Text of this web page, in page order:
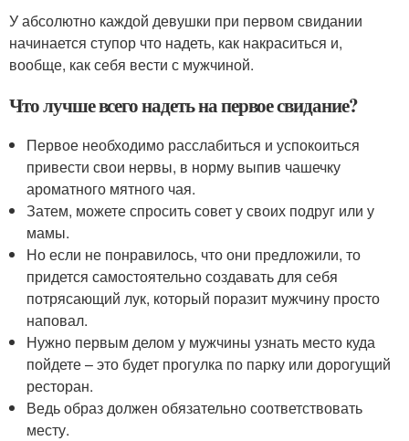
У абсолютно каждой девушки при первом свидании
начинается ступор что надеть, как накраситься и,
вообще, как себя вести с мужчиной.
Что лучше всего надеть на первое свидание?
Первое необходимо расслабиться и успокоиться
привести свои нервы, в норму выпив чашечку
ароматного мятного чая.
Затем, можете спросить совет у своих подруг или у
мамы.
Но если не понравилось, что они предложили, то
придется самостоятельно создавать для себя
потрясающий лук, который поразит мужчину просто
наповал.
Нужно первым делом у мужчины узнать место куда
пойдете – это будет прогулка по парку или дорогущий
ресторан.
Ведь образ должен обязательно соответствовать
месту.